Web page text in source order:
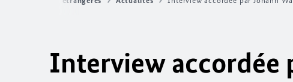
Interview accordée